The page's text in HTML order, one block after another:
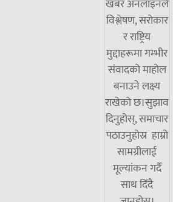
खबर अनलाइनले
विश्लेषण, सरोकार
र राष्ट्रिय
मुद्दाहरूमा गम्भीर
संवादको माहोल
बनाउने लक्ष्य
राखेको छ।सुझाव
दिनुहोस्, समाचार
पठाउनुहोस्र हाम्रो
सामग्रीलाई
मूल्यांकन गर्दै
साथ दिँदै